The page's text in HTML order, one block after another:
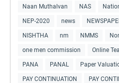
Naan Muthalvan NAS
NEP-2020 news
NISHTHA nm NMMS
one men commission Online
PANA PANAL Paper
PAY CONTINUATION PAY